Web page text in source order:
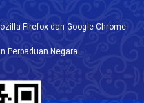
Firefox dan Google Chrome
Perpaduan Negara